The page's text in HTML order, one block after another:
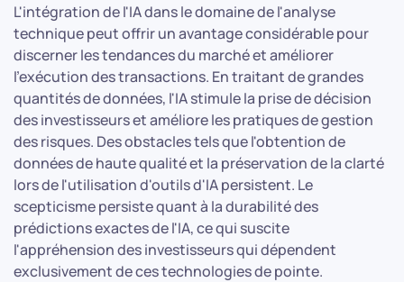
L'intégration de l'IA dans le domaine de l'analyse
technique peut offrir un avantage considérable pour
discerner les tendances du marché et améliorer
l'exécution des transactions. En traitant de grandes
quantités de données, l'IA stimule la prise de décision
des investisseurs et améliore les pratiques de gestion
des risques. Des obstacles tels que l'obtention de
données de haute qualité et la préservation de la clarté
lors de l'utilisation d'outils d'IA persistent. Le
scepticisme persiste quant à la durabilité des
prédictions exactes de l'IA, ce qui suscite
l'appréhension des investisseurs qui dépendent
exclusivement de ces technologies de pointe.